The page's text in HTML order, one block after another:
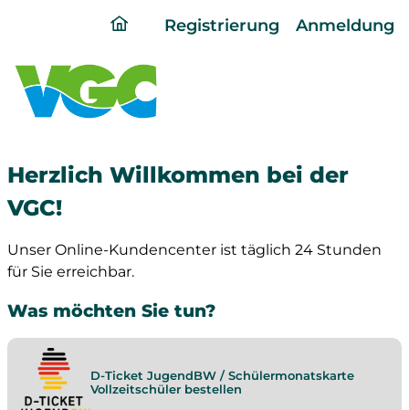
ding
page
Registrierung Anmeldung
Herzlich Willkommen bei der
VGC!
Unser Online-Kundencenter ist täglich 24 Stunden
für Sie erreichbar.
Was möchten Sie tun?
D-Ticket JugendBW / Schülermonatskarte
Vollzeitschüler bestellen